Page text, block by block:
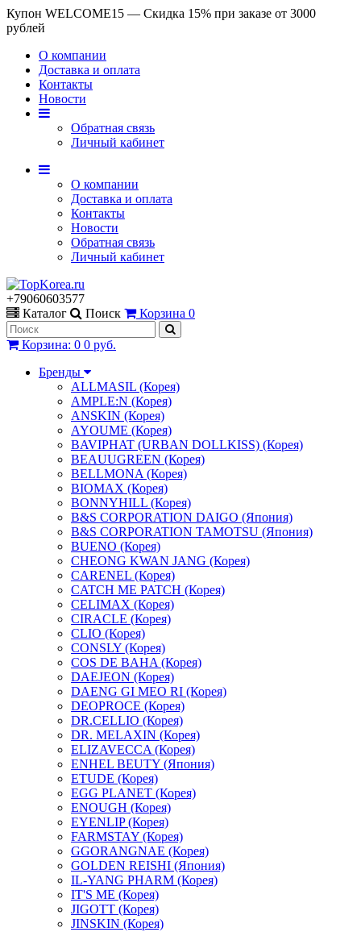
Купон WELCOME15 — Скидка 15% при заказе от 3000
рублей
О компании
Доставка и оплата
Контакты
Новости
Обратная связь
Личный кабинет
О компании
Доставка и оплата
Контакты
Новости
Обратная связь
Личный кабинет
+79060603577
Каталог
Поиск Корзина 0
Корзина: 0 0 руб.
Бренды
ALLMASIL (Корея)
AMPLE:N (Корея)
ANSKIN (Корея)
AYOUME (Корея)
BAVIPHAT (URBAN DOLLKISS) (Корея)
BEAUUGREEN (Корея)
BELLMONA (Корея)
BIOMAX (Корея)
BONNYHILL (Корея)
B&S CORPORATION DAIGO (Япония)
B&S CORPORATION TAMOTSU (Япония)
BUENO (Корея)
CHEONG KWAN JANG (Корея)
CARENEL (Корея)
CATCH ME PATCH (Корея)
CELIMAX (Корея)
CIRACLE (Корея)
CLIO (Корея)
CONSLY (Корея)
COS DE BAHA (Корея)
DAEJEON (Корея)
DAENG GI MEO RI (Корея)
DEOPROCE (Корея)
DR.CELLIO (Корея)
DR. MELAXIN (Корея)
ELIZAVECCA (Корея)
ENHEL BEUTY (Япония)
ETUDE (Корея)
EGG PLANET (Корея)
ENOUGH (Корея)
EYENLIP (Корея)
FARMSTAY (Корея)
GGORANGNAE (Корея)
GOLDEN REISHI (Япония)
IL-YANG PHARM (Корея)
IT'S ME (Корея)
JIGOTT (Корея)
JINSKIN (Корея)